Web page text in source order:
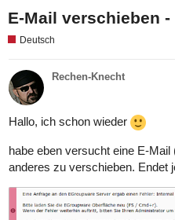
E-Mail verschieben
Deutsch
Rechen-Knecht
Hallo, ich schon wieder
habe eben versucht eine E-
anderes zu verschieben. Endet